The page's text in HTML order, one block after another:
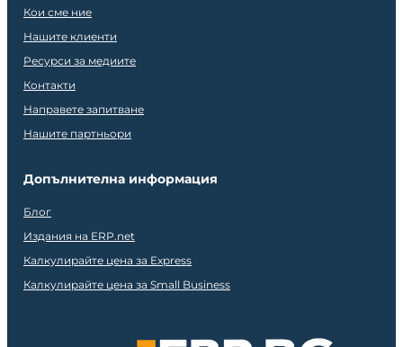
Кои сме ние
Нашите клиенти
Ресурси за медиите
Контакти
Направете запитване
Нашите партньори
Допълнителна информация
Блог
Издания на ERP.net
Калкулирайте цена за Express
Калкулирайте цена за Small Business